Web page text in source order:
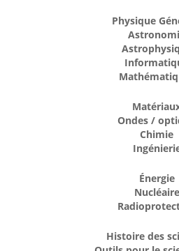
Physique
Ondes /
Chimie
Énergie
Nucléaire
Histoire des